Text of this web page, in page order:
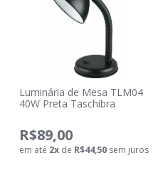
Luminária de Mesa TLM04
40W Preta Taschibra
R$89,00
em até 2x de R$44,50 sem juros